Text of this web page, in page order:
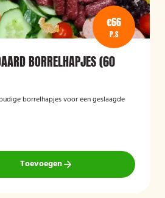
€66
P.S
BORRELHAPJES (60
borrelhapjes voor een geslaagde
Toevoegen